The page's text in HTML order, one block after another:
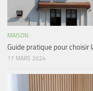
MAISON
Guide pratique pour
17 MARS 2024